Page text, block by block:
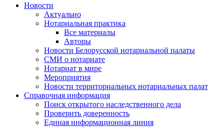
Новости
Актуально
Нотариальная практика
Все материалы
Авторы
Новости Белорусской нотариальной палаты
СМИ о нотариате
Нотариат в мире
Мероприятия
Новости территориальных нотариальных палат
Справочная информация
Поиск открытого наследственного дела
Проверить доверенность
Единая информационная линия